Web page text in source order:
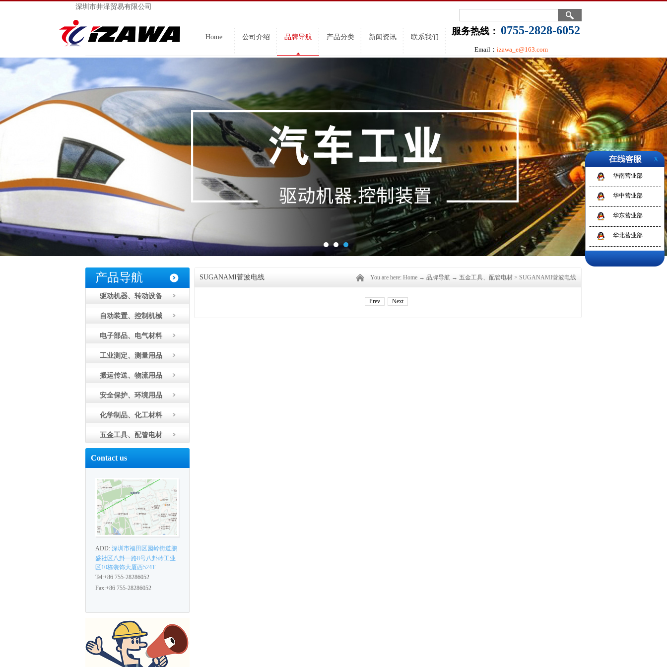
深圳市井泽贸易有限公司
服务热线： 0755-2828-6052
Email： izawa_e@163.com
Home 公司介绍 品牌导航 产品分类 新闻资讯 联系我们
产品导航
驱动机器、转动设备
自动装置、控制机械
电子部品、电气材料
工业测定、测量用品
搬运传送、物流用品
安全保护、环境用品
化学制品、化工材料
五金工具、配管电材
Contact us
ADD: 深圳市福田区园岭街道鹏
盛社区八卦一路8号八卦岭工业
区10栋装饰大厦西524T
Tel:+86 755-28286052
Fax:+86 755-28286052
SUGANAMI菅波电线 You are here: Home → 品牌导航 → 五金工具、配管电材 > SUGANAMI菅波电线
Prev Next
X
华南营业部
华中营业部
华东营业部
华北营业部